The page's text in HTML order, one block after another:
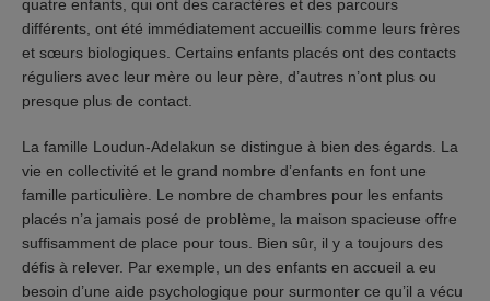
quatre enfants, qui ont des caractères et des parcours
différents, ont été immédiatement accueillis comme leurs frères
et sœurs biologiques. Certains enfants placés ont des contacts
réguliers avec leur mère ou leur père, d’autres n’ont plus ou
presque plus de contact.
La famille Loudun-Adelakun se distingue à bien des égards. La
vie en collectivité et le grand nombre d’enfants en font une
famille particulière. Le nombre de chambres pour les enfants
placés n’a jamais posé de problème, la maison spacieuse offre
suffisamment de place pour tous. Bien sûr, il y a toujours des
défis à relever. Par exemple, un des enfants en accueil a eu
besoin d’une aide psychologique pour surmonter ce qu’il a vécu